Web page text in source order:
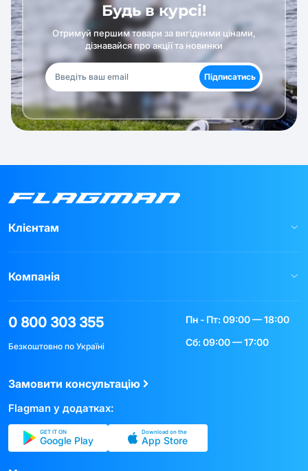
Будь в курсі!
Отримуй першим товари за вигідними цінами,
дізнавайся про акції та новинки
Підписатись
Клієнтам
Компанія
0 800 303 355
Безкоштовно по Україні
Пн - Пт: 09:00 — 18:00
Сб: 09:00 — 17:00
Замовити консультацію
Flagman у додатках:
GET IT ON
Google Play
Download on the
App Store